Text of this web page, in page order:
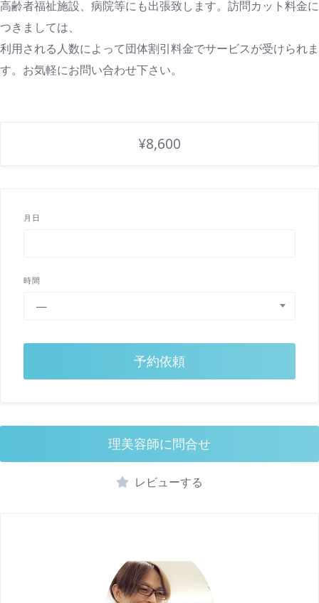
高齢者福祉施設、病院等にも出張致します。訪問カット料金に
つきましては、
利用される人数によって団体割引料金でサービスが受けられま
す。お気軽にお問い合わせ下さい。
¥8,600
月日
時間
—
予約依頼
理美容師に問合せ
レビューする